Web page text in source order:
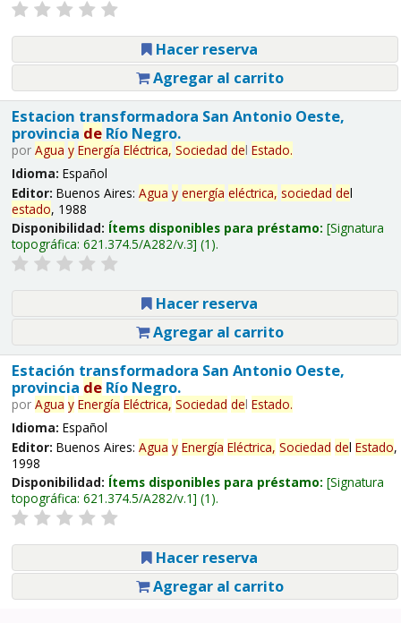
Hacer reserva
Agregar al carrito
Estacion transformadora San Antonio Oeste,
provincia deRío Negro.
por Agua y Energía Eléctrica, Sociedad del Estado.
Idioma: Español
Editor: Buenos Aires: Agua y energía eléctrica, sociedad del
estado, 1988
Disponibilidad: Ítems disponibles para préstamo: Signatura
topográfica: 621.374.5/A282/v.3 (1).
Hacer reserva
Agregar al carrito
Estación transformadora San Antonio Oeste,
provincia deRío Negro.
por Agua y Energía Eléctrica, Sociedad del Estado.
Idioma: Español
Editor: Buenos Aires: Agua y Energía Eléctrica, Sociedad del Estado,
1998
Disponibilidad: Ítems disponibles para préstamo: Signatura
topográfica: 621.374.5/A282/v.1 (1).
Hacer reserva
Agregar al carrito